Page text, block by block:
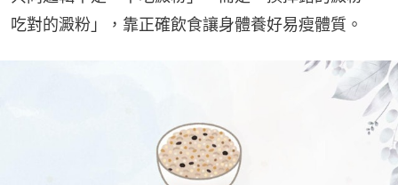
吃對的澱粉」，靠正確飲食讓身體養好易瘦體質。